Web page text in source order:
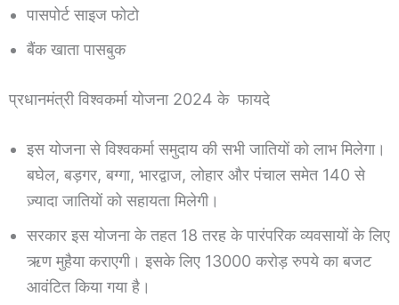
पासपोर्ट साइज फोटो
बैंक खाता पासबुक
प्रधानमंत्री विश्वकर्मा योजना 2024 के फायदे
इस योजना से विश्वकर्मा समुदाय की सभी जातियों को लाभ मिलेगा।
बघेल, बड़गर, बग्गा, भारद्वाज, लोहार और पंचाल समेत 140 से
ज़्यादा जातियों को सहायता मिलेगी।
सरकार इस योजना के तहत 18 तरह के पारंपरिक व्यवसायों के लिए
ऋण मुहैया कराएगी। इसके लिए 13000 करोड़ रुपये का बजट
आवंटित किया गया है।